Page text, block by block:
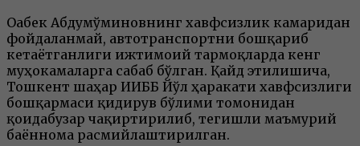
​Оғабек Абдумўминовнинг хавфсизлик камаридан
фойдаланмай, автотранспортни бошқариб
кетаётганлиги ижтимоий тармоқларда кенг
муҳокамаларга сабаб бўлган. Қайд этилишича,
Тошкент шаҳар ИИББ Йўл ҳаракати хавфсизлиги
бошқармаси қидирув бўлими томонидан
қоидабузар чақиртирилиб, тегишли маъмурий
баённома расмийлаштирилган.